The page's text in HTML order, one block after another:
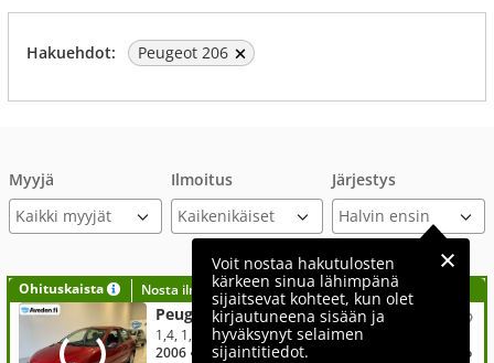
Hakuehdot: Peugeot 206
Myyjä
Kaikki myyjät
Ilmoitus Järjestys
Voit nostaa hakutulosten
kärkeen sinua lähimpänä
sijaitsevat kohteet, kun olet
kirjautuneena sisään ja
hyväksynyt selaimen
sijaintitiedot.
Ohituskaista Nosta ilmoituksesi tähän?
Peugeot 206
1,4, 1,4 Trendy 5ov
2006 ● 191 000 km● Bensiini ● Etuveto